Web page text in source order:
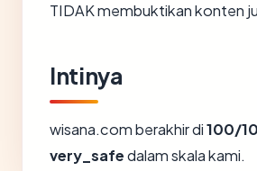
TIDAK membuktikan konten
Intinya
wisana.com berakhir di100/
very_safedalam skala kami.